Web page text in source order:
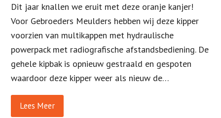
Dit jaar knallen we eruit met deze oranje kanjer!
Voor Gebroeders Meulders hebben wij deze kipper
voorzien van multikappen met hydraulische
powerpack met radiografische afstandsbediening. De
gehele kipbak is opnieuw gestraald en gespoten
waardoor deze kipper weer als nieuw de…
Lees Meer